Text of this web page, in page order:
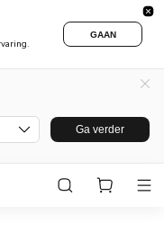
GAAN
Ga verder